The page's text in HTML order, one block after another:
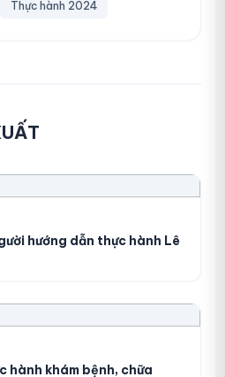
Thực hành 2024
hướng dẫn thực hành Lê
hành khám bệnh, chữa